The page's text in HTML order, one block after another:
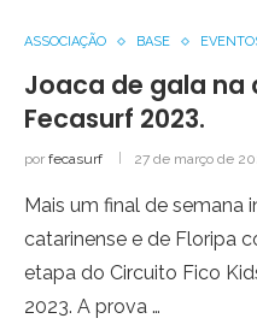
ASSOCIAÇÃO BASE
Joaca de gala
Fecasurf 2023.
por fecasurf 27 de março de
Mais um final de semana
catarinense e de Floripa
etapa do Circuito Fico
2023. A prova …